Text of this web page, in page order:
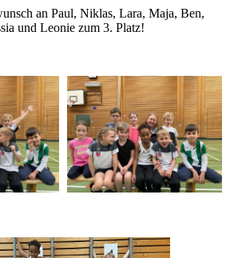
an Paul, Niklas, Lara, Maja, Ben,
und Leonie zum 3. Platz!